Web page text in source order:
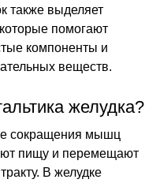
также выделяет
помогают
компоненты и
веществ.
желудка?
сокращения мышц
пищу и перемещают
В желудке